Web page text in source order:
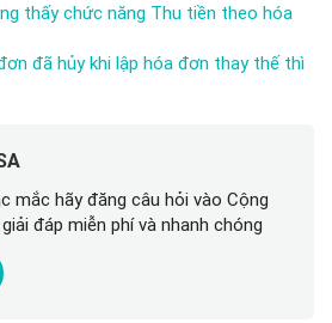
thấy chức năng Thu tiền theo hóa
đã hủy khi lập hóa đơn thay thế thì
mắc hãy đăng câu hỏi vào Cộng
đáp miễn phí và nhanh chóng